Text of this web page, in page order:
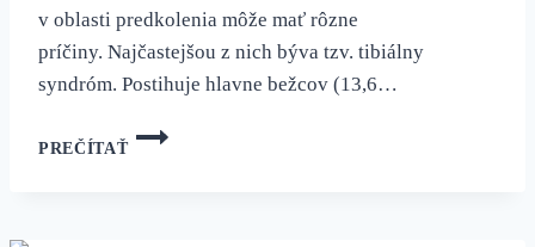
v oblasti predkolenia môže mať rôzne
príčiny. Najčastejšou z nich býva tzv. tibiálny
syndróm. Postihuje hlavne bežcov (13,6…
PREČÍTAŤ
TIBIÁLNY